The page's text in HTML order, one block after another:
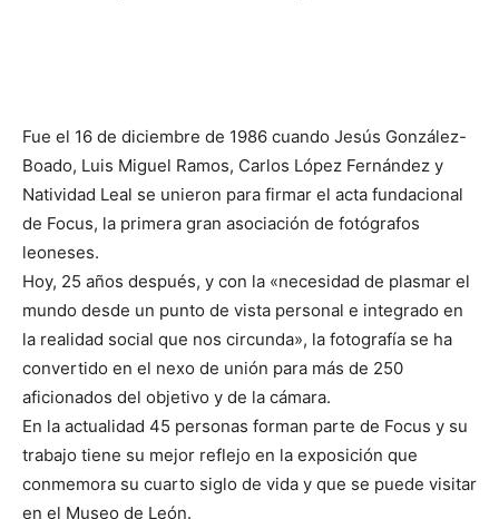
Fue el 16 de diciembre de 1986 cuando Jesús González-
Boado, Luis Miguel Ramos, Carlos López Fernández y
Natividad Leal se unieron para firmar el acta fundacional
de Focus, la primera gran asociación de fotógrafos
leoneses.
Hoy, 25 años después, y con la «necesidad de plasmar el
mundo desde un punto de vista personal e integrado en
la realidad social que nos circunda», la fotografía se ha
convertido en el nexo de unión para más de 250
aficionados del objetivo y de la cámara.
En la actualidad 45 personas forman parte de Focus y su
trabajo tiene su mejor reflejo en la exposición que
conmemora su cuarto siglo de vida y que se puede visitar
en el Museo de León.